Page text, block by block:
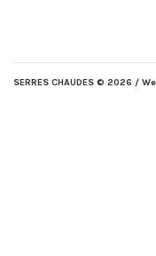
SERRES CHAUDES © 2026 /